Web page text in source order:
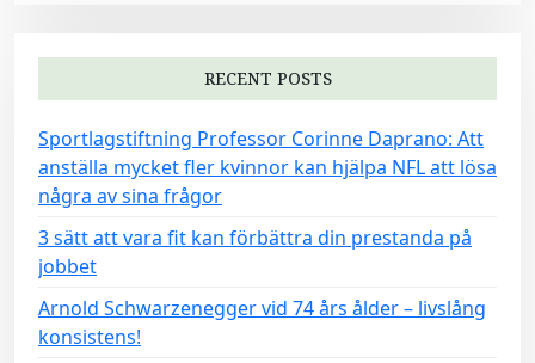
RECENT POSTS
Sportlagstiftning Professor Corinne Daprano: Att
anställa mycket fler kvinnor kan hjälpa NFL att lösa
några av sina frågor
3 sätt att vara fit kan förbättra din prestanda på
jobbet
Arnold Schwarzenegger vid 74 års ålder – livslång
konsistens!